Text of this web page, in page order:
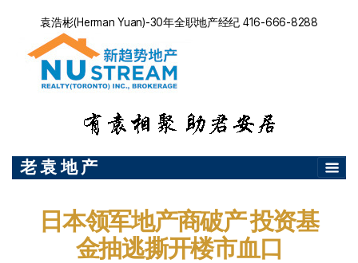
袁浩彬(Herman Yuan)-30年全职地产经纪 416-666-8288
老 袁 地 产
日本领军地产商破产 投资基
金抽逃撕开楼市血口